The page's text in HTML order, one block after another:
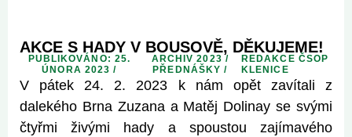
AKCE S HADY V BOUSOVĚ, DĚKUJEME!
PUBLIKOVÁNO: 25.
ÚNORA 2023 /
ARCHIV 2023 /
PŘEDNÁŠKY /
REDAKCE ČSOP
KLENICE
V pátek 24. 2. 2023 k nám opět zavítali z
dalekého Brna Zuzana a Matěj Dolinay se svými
čtyřmi živými hady a spoustou zajímavého